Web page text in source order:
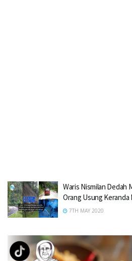
Waris Nismilan Dedah
Orang Usung Keranda
7TH MAY 2020